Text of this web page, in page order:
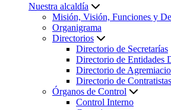
Nuestra alcaldía
Misión, Visión, Funciones y
Organigrama
Directorios
Directorio de Secretarías
Directorio de Entidades
Directorio de
Directorio de Contratistas
Órganos de Control
Control Interno